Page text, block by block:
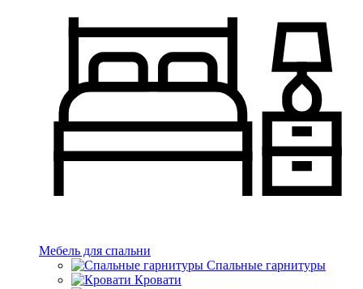
Мебель для спальни
Спальные гарнитуры
Кровати